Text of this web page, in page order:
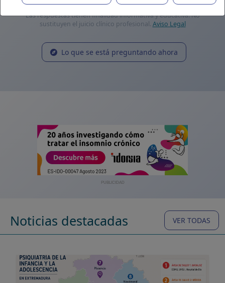
Las respuestas tienen finalidad informativa y educativa. No
sustituyen el juicio clínico profesional. Aviso Legal
Lo que se está preguntando ahora
PUBLICIDAD
Noticias destacadas VER TODAS